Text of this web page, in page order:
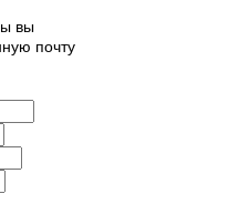
вы
почту